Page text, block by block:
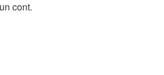
cont.